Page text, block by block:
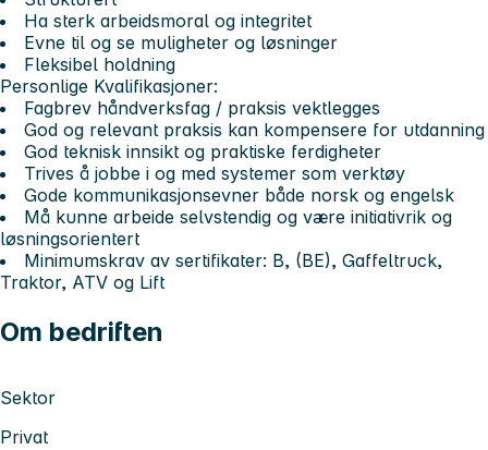
Ha sterk arbeidsmoral og integritet
Evne til og se muligheter og løsninger
Fleksibel holdning
Personlige Kvalifikasjoner:
Fagbrev håndverksfag / praksis vektlegges
God og relevant praksis kan kompensere for utdanning
God teknisk innsikt og praktiske ferdigheter
Trives å jobbe i og med systemer som verktøy
Gode kommunikasjonsevner både norsk og engelsk
Må kunne arbeide selvstendig og være initiativrik og
løsningsorientert
Minimumskrav av sertifikater: B, (BE), Gaffeltruck,
Traktor, ATV og Lift
Om bedriften
Sektor
Privat